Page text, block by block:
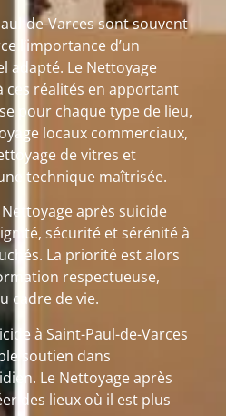
de-Varces sont souvent
l’importance d’un
adapté. Le Nettoyage
ces réalités en apportant
pour chaque type de lieu,
locaux commerciaux,
de vitres et
technique maîtrisée.
après suicide
sécurité et sérénité à
La priorité est alors
respectueuse,
cadre de vie.
à Saint-Paul-de-Varces
soutien dans
Le Nettoyage après
des lieux où il est plus